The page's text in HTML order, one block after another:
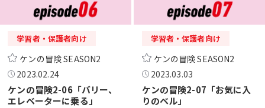
学習者・保護者向け
ケンの冒険 SEASON2
2023.02.24
ケンの冒険2-06「バリー、
エレベーターに乗る」
学習者・保護者向け
ケンの冒険 SEASON2
2023.03.03
ケンの冒険2-07「お気に入
りのベル」